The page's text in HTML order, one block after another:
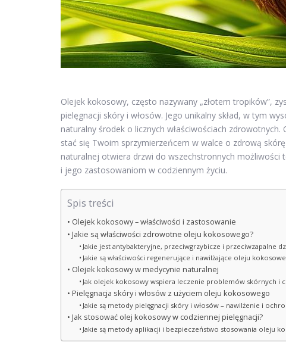
Olejek kokosowy, często nazywany „złotem tropików”,
pielęgnacji skóry i włosów. Jego unikalny skład, w tym
naturalny środek o licznych właściwościach
stać się Twoim sprzymierzeńcem w walce o zdrową
naturalnej otwiera drzwi do wszechstronnych
i jego zastosowaniom w codziennym życiu.
Spis treści
Olejek kokosowy – właściwości i zastosowanie
Jakie są właściwości zdrowotne oleju kokosowego?
Jakie jest antybakteryjne, przeciwgrzybicze i przeciwzapalne
Jakie są właściwości regenerujące i nawilżające oleju
Olejek kokosowy w medycynie naturalnej
Jak olejek kokosowy wspiera leczenie problemów skórnych i
Pielęgnacja skóry i włosów z użyciem oleju kokosowego
Jakie są metody pielęgnacji skóry i włosów – nawilżenie i
Jak stosować olej kokosowy w codziennej pielęgnacji?
Jakie są metody aplikacji i bezpieczeństwo stosowania oleju